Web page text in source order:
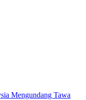
Mengundang Tawa